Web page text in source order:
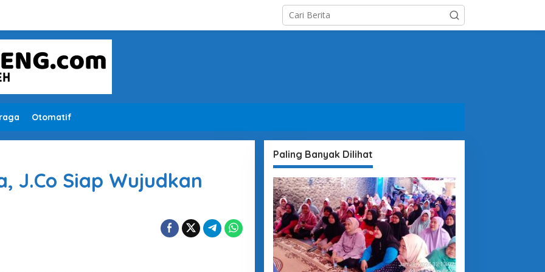
Otomatif
J.Co Siap Wujudkan
Paling Banyak Dilihat